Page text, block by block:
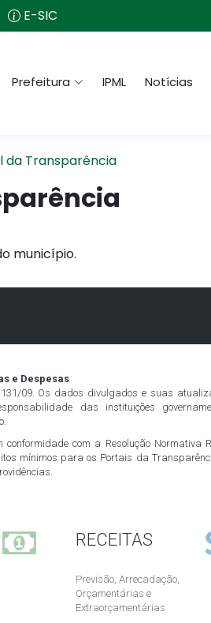
E-SIC
Prefeitura IPML Notícias
da Transparência
município.